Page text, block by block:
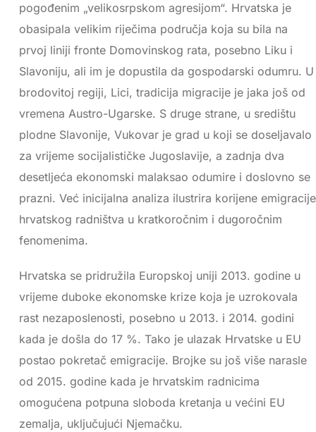
pogođenim „velikosrpskom agresijom“. Hrvatska je
obasipala velikim riječima područja koja su bila na
prvoj liniji fronte Domovinskog rata, posebno Liku i
Slavoniju, ali im je dopustila da gospodarski odumru. U
brodovitoj regiji, Lici, tradicija migracije je jaka još od
vremena Austro-Ugarske. S druge strane, u središtu
plodne Slavonije, Vukovar je grad u koji se doseljavalo
za vrijeme socijalističke Jugoslavije, a zadnja dva
desetljeća ekonomski malaksao odumire i doslovno se
prazni. Već inicijalna analiza ilustrira korijene emigracije
hrvatskog radništva u kratkoročnim i dugoročnim
fenomenima.
Hrvatska se pridružila Europskoj uniji 2013. godine u
vrijeme duboke ekonomske krize koja je uzrokovala
rast nezaposlenosti, posebno u 2013. i 2014. godini
kada je došla do 17 %. Tako je ulazak Hrvatske u EU
postao pokretač emigracije. Brojke su još više narasle
od 2015. godine kada je hrvatskim radnicima
omogućena potpuna sloboda kretanja u većini EU
zemalja, uključujući Njemačku.